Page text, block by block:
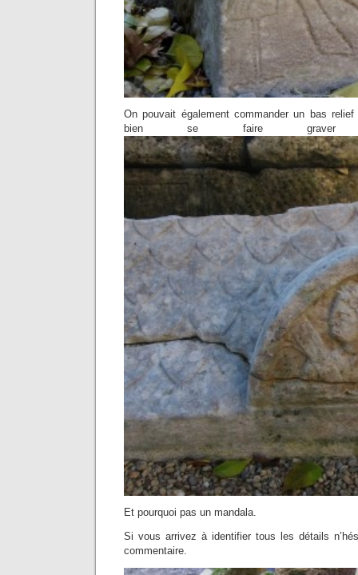
On pouvait également commander un bas
bien se faire graver
Et pourquoi pas un mandala.
Si vous arrivez à identifier tous les détails
commentaire.